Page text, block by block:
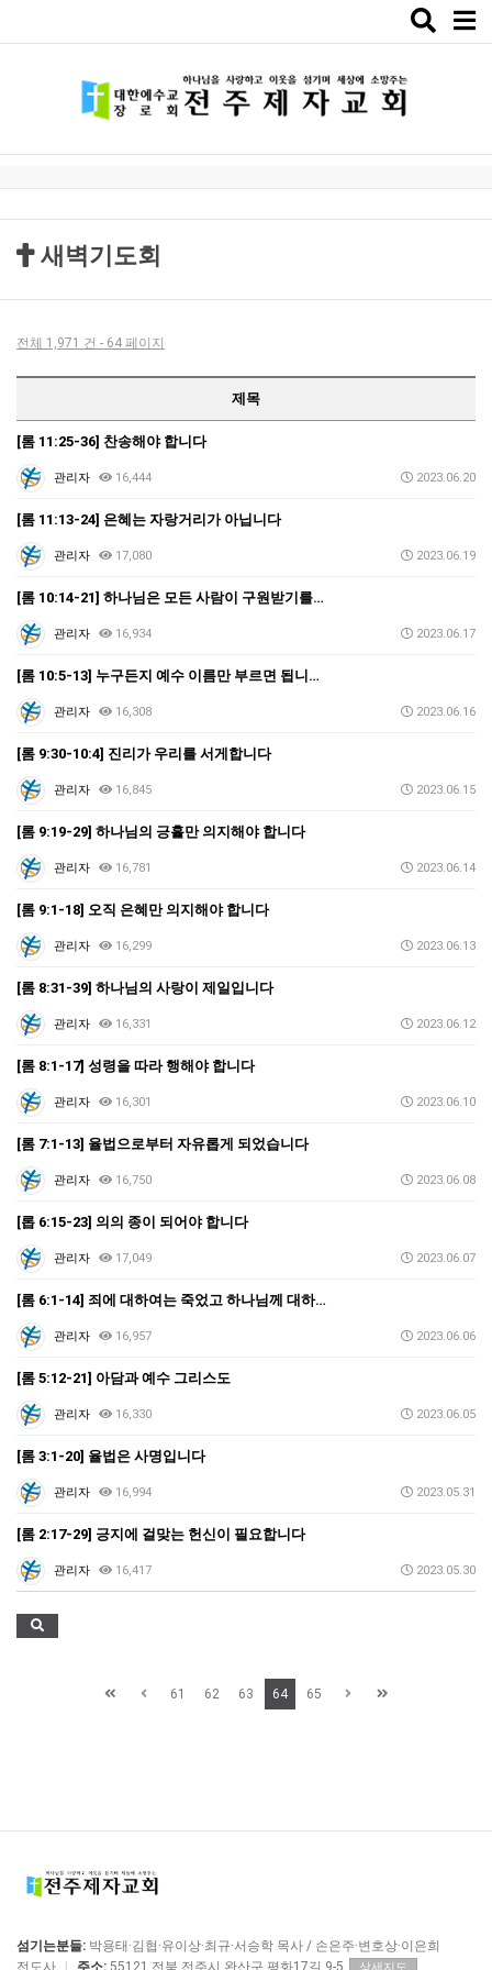
Toggle
새벽기도회
전체 1,971 건 - 64 페이지
제목
[롬 11:25-36] 찬송해야 합니다
관리자 16,444 2023.06.20
[롬 11:13-24] 은혜는 자랑거리가 아닙니다
관리자 17,080 2023.06.19
[롬 10:14-21] 하나님은 모든 사람이 구원받기를…
관리자 16,934 2023.06.17
[롬 10:5-13] 누구든지 예수 이름만 부르면 됩니…
관리자 16,308 2023.06.16
[롬 9:30-10:4] 진리가 우리를 서게합니다
관리자 16,845 2023.06.15
[롬 9:19-29] 하나님의 긍휼만 의지해야 합니다
관리자 16,781 2023.06.14
[롬 9:1-18] 오직 은혜만 의지해야 합니다
관리자 16,299 2023.06.13
[롬 8:31-39] 하나님의 사랑이 제일입니다
관리자 16,331 2023.06.12
[롬 8:1-17] 성령을 따라 행해야 합니다
관리자 16,301 2023.06.10
[롬 7:1-13] 율법으로부터 자유롭게 되었습니다
관리자 16,750 2023.06.08
[롭 6:15-23] 의의 종이 되어야 합니다
관리자 17,049 2023.06.07
[롬 6:1-14] 죄에 대하여는 죽었고 하나님께 대하…
관리자 16,957 2023.06.06
[롬 5:12-21] 아담과 예수 그리스도
관리자 16,330 2023.06.05
[롬 3:1-20] 율법은 사명입니다
관리자 16,994 2023.05.31
[롬 2:17-29] 긍지에 걸맞는 헌신이 필요합니다
관리자 16,417 2023.05.30
61 62 63 64 65
섬기는분들: 박용태·김협·유이상·최규·서승학 목사 / 손은주·변호상·이은희